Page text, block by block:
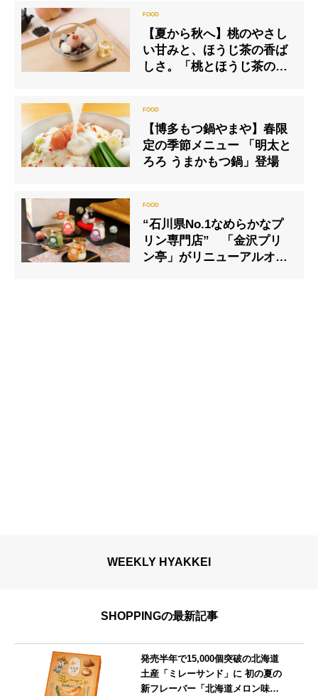
【夏から秋へ】桃のやさし
い甘みと、ほうじ茶の香ば
しさ。「桃とほうじ茶のあ
【博多もつ鍋やまや】春限
定の季節メニュー 「明太と
ろろ うまかもつ鍋」登場
“石川県No.1なめらかなプ
リン専門店” 「金沢プリ
ン亭」がリニューアルオー
WEEKLY HYAKKEI
SHOPPINGの最新記事
発売半年で15,000個突破の北海道
土産「ミレーサンド」に 初の夏の
新フレーバー「北海道メロン味」